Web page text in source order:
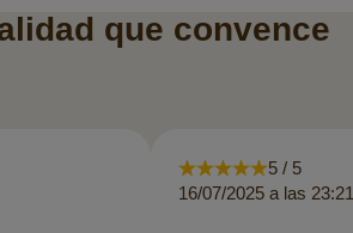
que convence
5 / 5
16/07/2025 a las 23:21